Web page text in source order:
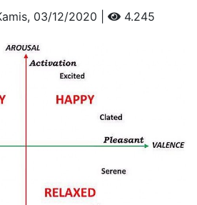
03/12/2020 | 4.245